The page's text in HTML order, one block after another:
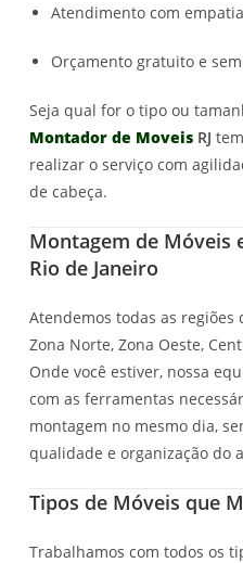
Atendimento com
Orçamento gratuito e
Seja qual for o tipo ou
Montador de Moveis RJ
realizar o serviço com
de cabeça.
Montagem de Móveis
Rio de Janeiro
Atendemos todas as regiões
Zona Norte, Zona Oeste,
Onde você estiver, nossa
com as ferramentas
montagem no mesmo dia,
qualidade e organização do
Tipos de Móveis que
Trabalhamos com todos os